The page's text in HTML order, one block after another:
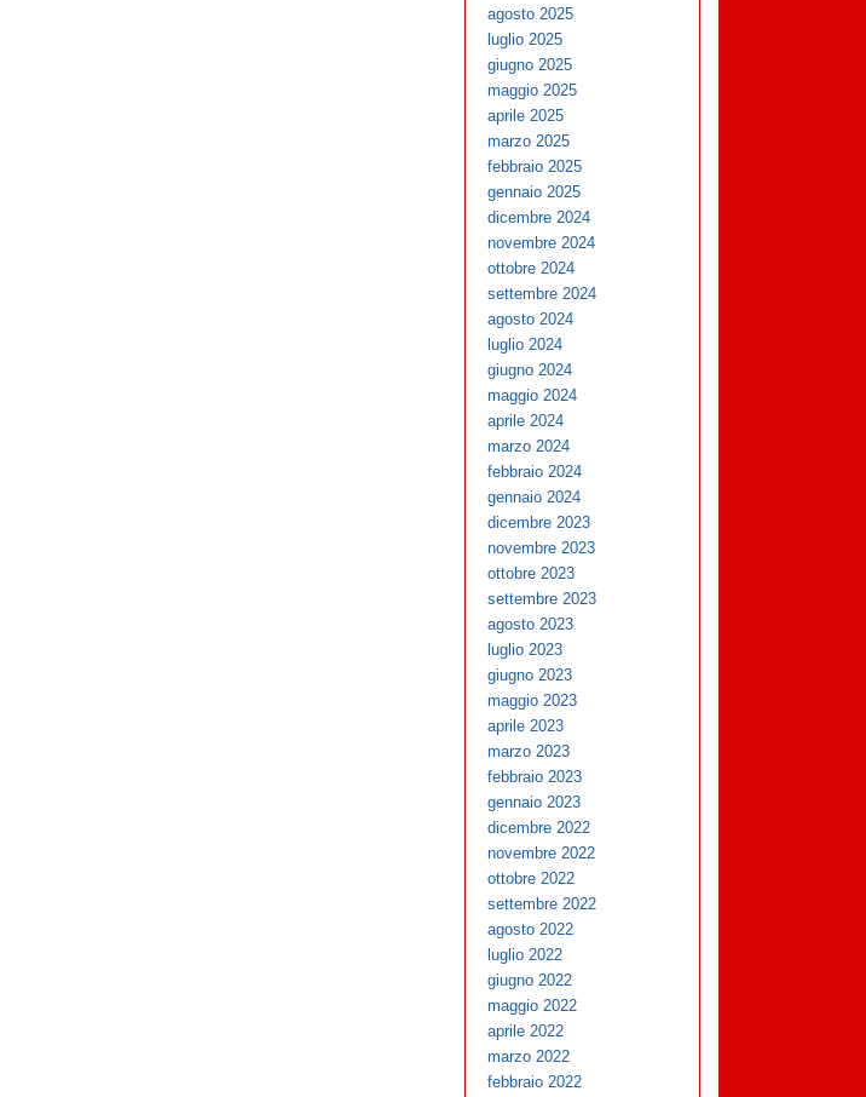
agosto 2025
luglio 2025
giugno 2025
maggio 2025
aprile 2025
marzo 2025
febbraio 2025
gennaio 2025
dicembre 2024
novembre 2024
ottobre 2024
settembre 2024
agosto 2024
luglio 2024
giugno 2024
maggio 2024
aprile 2024
marzo 2024
febbraio 2024
gennaio 2024
dicembre 2023
novembre 2023
ottobre 2023
settembre 2023
agosto 2023
luglio 2023
giugno 2023
maggio 2023
aprile 2023
marzo 2023
febbraio 2023
gennaio 2023
dicembre 2022
novembre 2022
ottobre 2022
settembre 2022
agosto 2022
luglio 2022
giugno 2022
maggio 2022
aprile 2022
marzo 2022
febbraio 2022